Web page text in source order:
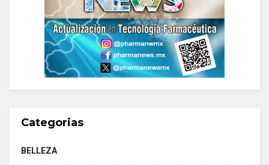
Categorias
BELLEZA